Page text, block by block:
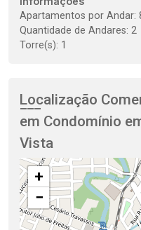
Apartamentos por Andar:
Quantidade de Andares: 2
Torre(s): 1
Localização
em Condomínio
Vista
+
−